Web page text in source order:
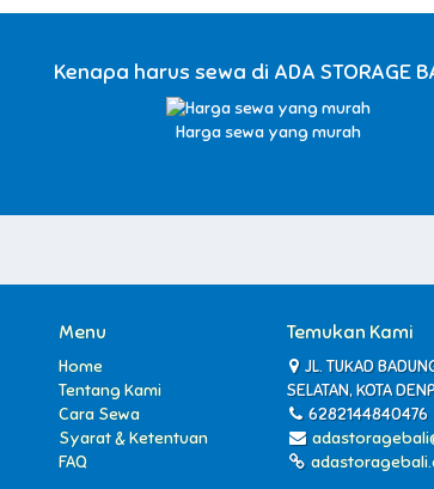
Kenapa harus sewa di ADA STORAGE
Harga sewa yang murah
Menu
Home
Tentang Kami
Cara Sewa
Syarat & Ketentuan
FAQ
Temukan Kami
JL. TUKAD
SELATAN, KOTA
6282144840476